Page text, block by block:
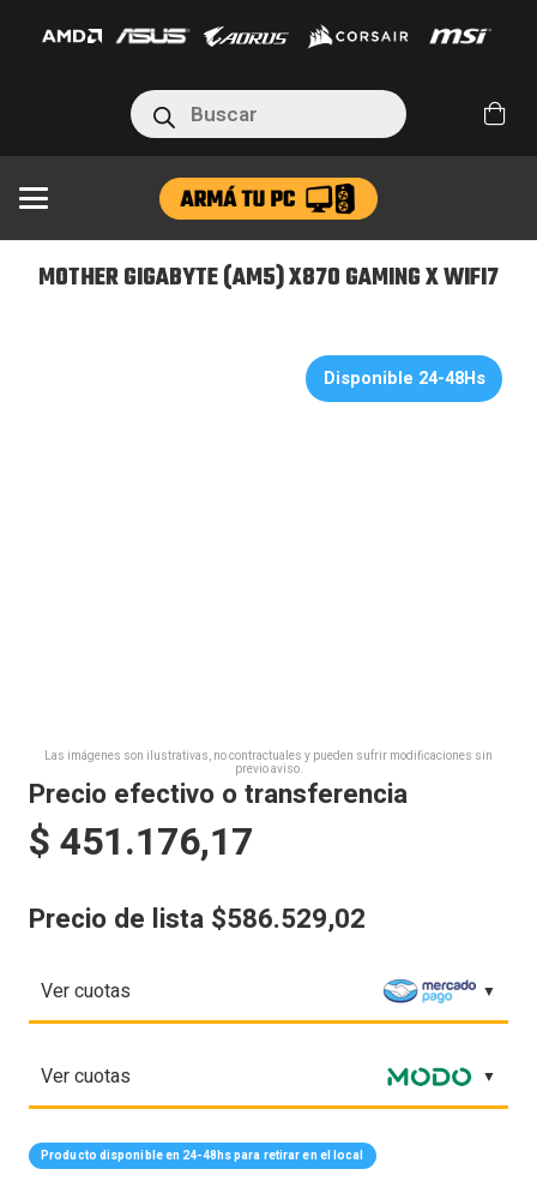
Búsqueda
de
productos
MOTHER GIGABYTE (AM5) X870 GAMING X WIFI7
Disponible 24-48Hs
Las imágenes son ilustrativas, no contractuales y pueden sufrir modificaciones sin
previo aviso.
Precio efectivo o transferencia
$451.176,17
Precio de lista $586.529,02
Ver cuotas
Ver cuotas
Producto disponible en 24-48hs para retirar en el local
X870
WIFI7
cantidad